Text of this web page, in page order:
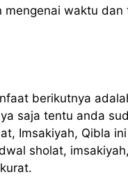
waktu dan
berikutnya
saja tentu anda
Imsakiyah, Qibla
sholat,